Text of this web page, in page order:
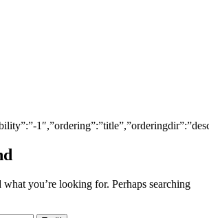
what you’re looking for. Perhaps searching